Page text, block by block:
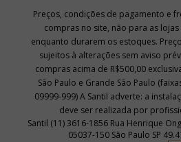
Santil (11) 3616-1856 Rua Henrique
05037-150 São Paulo SP
Preços, condições de pagamento e
compras no site, não para as
enquanto durarem os estoques.
sujeitos à alterações sem aviso
compras acima de R$500,00
São Paulo e Grande São Paulo
09999-999) A Santil adverte: a
deve ser realizada por